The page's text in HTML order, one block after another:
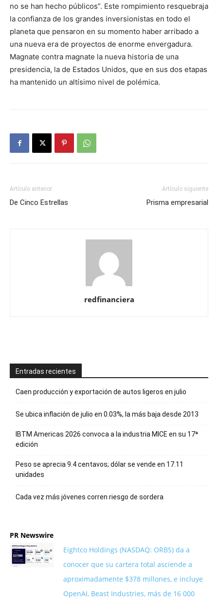
no se han hecho públicos”. Este rompimiento resquebraja
la confianza de los grandes inversionistas en todo el
planeta que pensaron en su momento haber arribado a
una nueva era de proyectos de enorme envergadura.
Magnate contra magnate la nueva historia de una
presidencia, la de Estados Unidos, que en sus dos etapas
ha mantenido un altísimo nivel de polémica.
Artículo anterior
De Cinco Estrellas
Artículo siguiente
Prisma empresarial
redfinanciera
Entradas recientes
Caen producción y exportación de autos ligeros en julio
Se ubica inflación de julio en 0.03%, la más baja desde 2013
IBTM Americas 2026 convoca a la industria MICE en su 17ª
edición
Peso se aprecia 9.4 centavos; dólar se vende en 17.11
unidades
Cada vez más jóvenes corren riesgo de sordera
PR Newswire
Eightco Holdings (NASDAQ: ORBS) da a
conocer que su cartera total asciende a
aproximadamente $378 millones, e incluye
OpenAI, Beast Industries, más de 16 000